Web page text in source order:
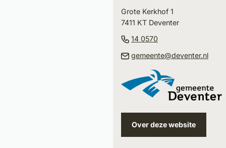
het
van
de
paginainhoud
Grote Kerkhof 1
7411 KT Deventer
14 0570
naar
telefoonnummer)
gemeente@deventer.nl
e-
Over deze website